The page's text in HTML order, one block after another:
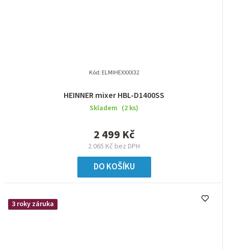
HEINNER mixer HBL-D1400SS
Skladem (2 ks)
2 065 Kč bez DPH
2 499 Kč
DO KOŠÍKU
Kód: ELMIHEXXXX32
3 roky záruka